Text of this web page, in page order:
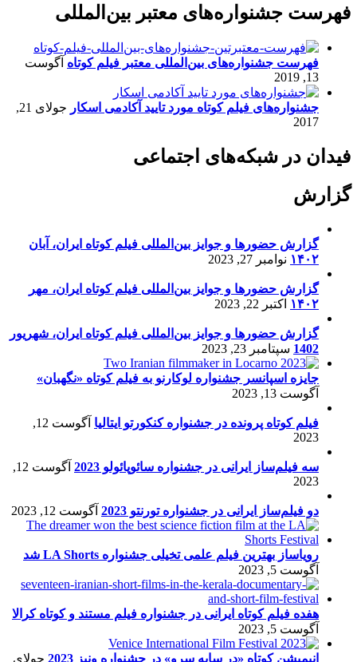
فهرست جشنواره‌های معتبر بین‌المللی
فهرست جشنواره‌های بین‌المللی معتبر فیلم کوتاه آگوست
13, 2019
جشنواره‌های فیلم کوتاه مورد تایید آکادمی اسکار
جولای 21,
2017
فیدان در شبکه‌های اجتماعی
گزارش
گزارش حضورها و جوایز بین‌المللی فیلم کوتاه ایران، آبان
۱۴۰۲ نوامبر 27, 2023
گزارش حضورها و جوایز بین‌المللی فیلم کوتاه ایران، مهر
۱۴۰۲ اکتبر 22, 2023
گزارش حضورها و جوایز بین‌المللی فیلم کوتاه ایران، شهریور
1402 سپتامبر 23, 2023
جایزه اسپانسر جشنواره لوکارنو به فیلم کوتاه «نگهبان»
آگوست 13, 2023
فیلم کوتاه پرونده در جشنواره کنکورتو ایتالیا
آگوست 12,
2023
سه فیلم‌ساز ایرانی در جشنواره سائوپائولو 2023
آگوست 12,
2023
دو فیلم‌ساز ایرانی در جشنواره تورنتو 2023 آگوست 12, 2023
رویاساز بهترین فیلم علمی تخیلی جشنواره LA Shorts شد
آگوست 5, 2023
هفده فیلم کوتاه ایرانی در جشنواره فیلم مستند و کوتاه کرالا
آگوست 5, 2023
انیمیشن کوتاه «در سایه سرو» در جشنواره ونیز 2023
جولای